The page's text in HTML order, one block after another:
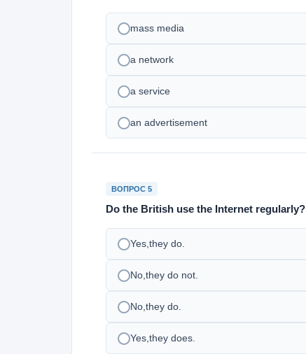
mass media
a network
a service
an advertisement
ВОПРОС 5
Do the British use the Internet regularly?
Yes,they do.
No,they do not.
No,they do.
Yes,they does.